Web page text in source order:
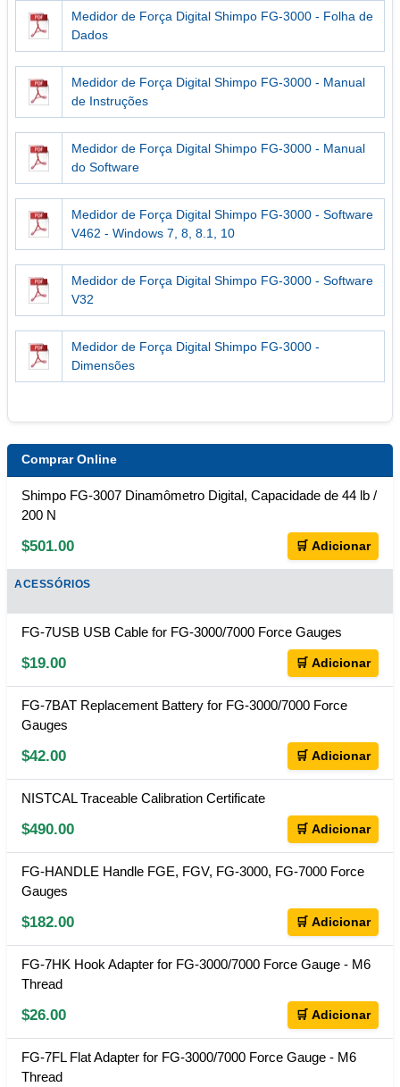
Medidor de Força Digital Shimpo FG-3000 - Folha de
Dados
Medidor de Força Digital Shimpo FG-3000 - Manual
de Instruções
Medidor de Força Digital Shimpo FG-3000 - Manual
do Software
Medidor de Força Digital Shimpo FG-3000 - Software
V462 - Windows 7, 8, 8.1, 10
Medidor de Força Digital Shimpo FG-3000 - Software
V32
Medidor de Força Digital Shimpo FG-3000 -
Dimensões
Comprar Online
Shimpo FG-3007 Dinamômetro Digital, Capacidade de 44 lb /
200 N
$501.00 🛒 Adicionar
ACESSÓRIOS
FG-7USB USB Cable for FG-3000/7000 Force Gauges
$19.00 🛒 Adicionar
FG-7BAT Replacement Battery for FG-3000/7000 Force
Gauges
$42.00 🛒 Adicionar
NISTCAL Traceable Calibration Certificate
$490.00 🛒 Adicionar
FG-HANDLE Handle FGE, FGV, FG-3000, FG-7000 Force
Gauges
$182.00 🛒 Adicionar
FG-7HK Hook Adapter for FG-3000/7000 Force Gauge - M6
Thread
$26.00 🛒 Adicionar
FG-7FL Flat Adapter for FG-3000/7000 Force Gauge - M6
Thread